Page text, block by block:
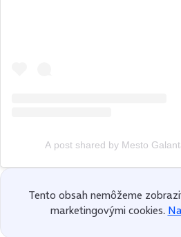
A post shared by Mesto
Tento obsah nemôžeme
marketingovými cookies.